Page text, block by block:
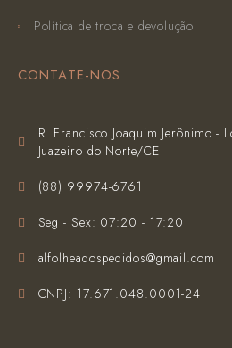
Política de troca e devolução
CONTATE-NOS
R. Francisco Joaquim Jerônimo -
Juazeiro do Norte/CE
(‪88) 99974-6761‬
Seg - Sex: 07:20 - 17:20
alfolheadospedidos@gmail.com
CNPJ: 17.671.048.0001-24